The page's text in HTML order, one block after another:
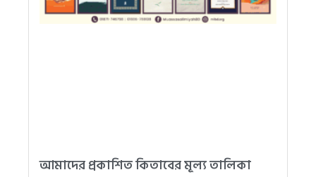
আমাদের প্রকাশিত কিতাবের মূল্য তালিকা